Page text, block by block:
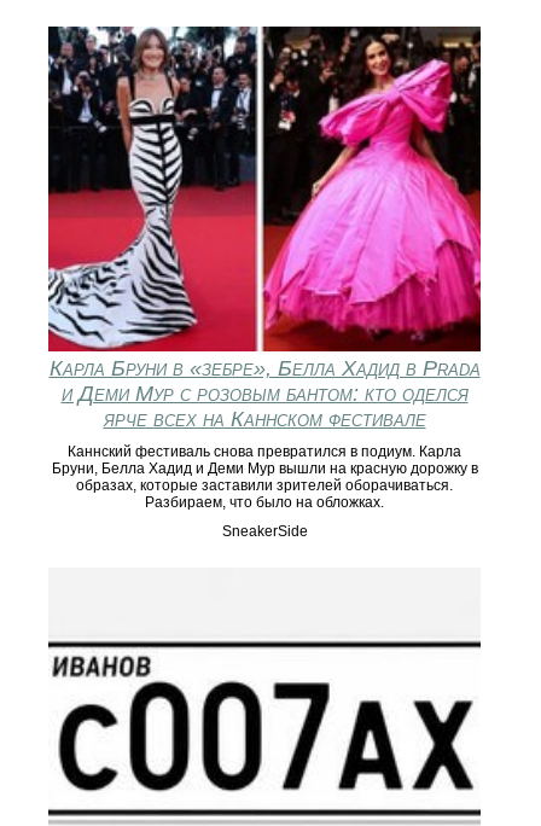
Карла Бруни в «зебре», Белла Хадид в Prada
и Деми Мур с розовым бантом: кто оделся
ярче всех на Каннском фестивале
Каннский фестиваль снова превратился в подиум. Карла
Бруни, Белла Хадид и Деми Мур вышли на красную дорожку в
образах, которые заставили зрителей оборачиваться.
Разбираем, что было на обложках.
SneakerSide